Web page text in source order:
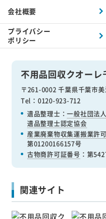
不用品回収クオーレ
〒261-0002 千葉県千葉市
Tel：0120-923-712
遺品整理士：一般社団法人
遺品整理士認定協会
産業廃棄物収集運搬業許
第01200166157号
古物商許可証番号 ：第
会社概要
プライバシー
ポリシー
関連サイト